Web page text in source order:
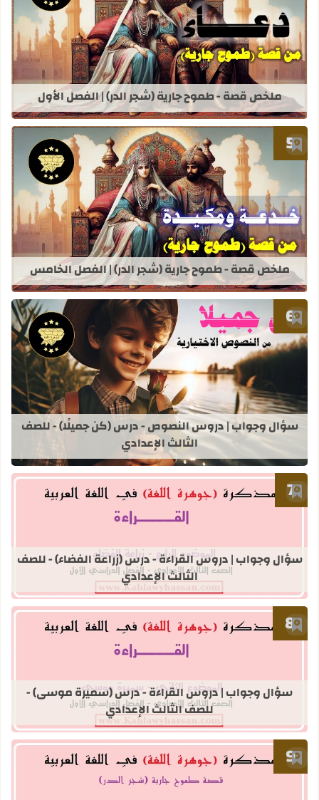
قراءة المزيد عن ملخص قصة - طموح
ملخص قصة - طموح جارية (شجر الدر) | الفصل الأول
أضف إلى العلامات المرجعية
قراءة المزيد عن ملخص قصة - طموح
ملخص قصة - طموح جارية (شجر الدر) | الفصل الخامس
أضف إلى العلامات المرجعية
قراءة المزيد عن سؤال وجواب |
سؤال وجواب | دروس النصوص - درس (كن جميلًا) - للصف
الثالث الإعدادي
أضف إلى العلامات المرجعية
قراءة المزيد عن سؤال وجواب | دروس
سؤال وجواب | دروس القراءة - درس (زراعة الفضاء) - للصف
الثالث الإعدادي
أضف إلى العلامات المرجعية
قراءة المزيد عن سؤال وجواب |
سؤال وجواب | دروس القراءة - درس (سميرة موسى) -
للصف الثالث الإعدادي
أضف إلى العلامات المرجعية